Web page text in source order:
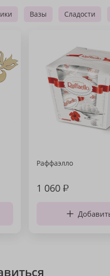
Вазы Сладости
Раффаэлло
1 060₽